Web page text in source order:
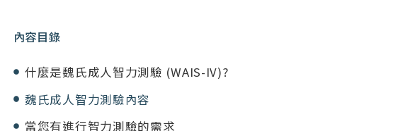
內容目錄
什麼是魏氏成人智力測驗 (WAIS-IV)?
魏氏成人智力測驗內容
當您有進行智力測驗的需求